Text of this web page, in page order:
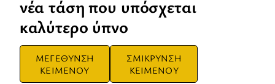
νέα τάση που υπόσχεται
καλύτερο ύπνο
ΜΕΓΕΘΥΝΣΗ
ΚΕΙΜΕΝΟΥ
ΣΜΙΚΡΥΝΣΗ
ΚΕΙΜΕΝΟΥ